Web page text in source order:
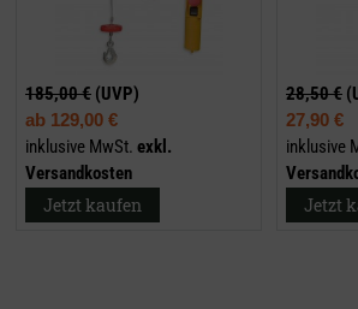
185,00 € (UVP)
ab 129,00 €
inklusive MwSt. exkl.
Versandkosten
Jetzt kaufen
28,50 €
27,90 €
inklusive
Jetzt